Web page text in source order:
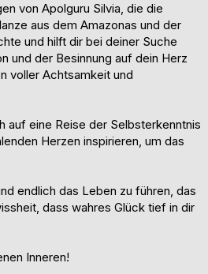
von Apolguru Silvia, die die
aus dem Amazonas und der
und hilft dir bei deiner Suche
und der Besinnung auf dein Herz
voller Achtsamkeit und
auf eine Reise der Selbsterkenntnis
Herzen inspirieren, um das
endlich das Leben zu führen, das
dass wahres Glück tief in dir
Inneren!